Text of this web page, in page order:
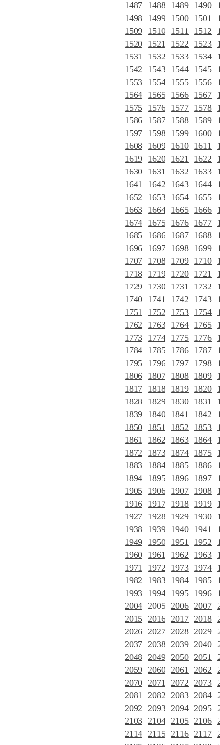
1487 1488 1489 1490
1498 1499 1500 1501
1509 1510 1511 1512
1520 1521 1522 1523
1531
1532 1533 1534
1542
1543 1544 1545
1553 1554 1555 1556
1564 1565 1566 1567
1575 1576 1577 1578
1586 1587 1588 1589
1597 1598 1599 1600
1608 1609 1610 1611
1619 1620 1621 1622
1630 1631 1632 1633
1641
1642 1643 1644
1652
1653 1654 1655
1663 1664 1665 1666
1674 1675 1676 1677
1685 1686 1687 1688
1696 1697 1698 1699
1707 1708 1709 1710
1718 1719 1720 1721
1729 1730 1731 1732
1740 1741 1742 1743
1751
1752 1753 1754
1762
1763 1764 1765
1773 1774 1775 1776
1784 1785 1786 1787
1795 1796 1797 1798
1806 1807 1808 1809
1817 1818 1819 1820
1828 1829 1830 1831
1839 1840 1841 1842
1850 1851 1852 1853
1861
1862 1863 1864
1872
1873 1874 1875
1883 1884 1885 1886
1894 1895 1896 1897
1905 1906 1907 1908
1916 1917 1918 1919
1927 1928 1929 1930
1938 1939 1940 1941
1949 1950 1951 1952
1960 1961 1962 1963
1971
1972 1973 1974
1982
1983 1984 1985
1993 1994 1995 1996
2004 2005 2006 2007
2015 2016 2017 2018
2026 2027 2028 2029
2037 2038 2039 2040
2048 2049 2050 2051
2059 2060 2061 2062
2070 2071 2072 2073
2081 2082 2083 2084
2092 2093 2094 2095
2103 2104 2105 2106
2114 2115 2116 2117